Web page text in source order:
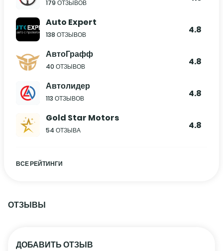
179 ОТЗЫВОВ
Auto Expert
138 ОТЗЫВОВ 4.8
АвтоГрафф
40 ОТЗЫВОВ 4.8
Автолидер
113 ОТЗЫВОВ 4.8
Gold Star Motors
54 ОТЗЫВА 4.8
ВСЕ РЕЙТИНГИ
ОТЗЫВЫ
ДОБАВИТЬ ОТЗЫВ